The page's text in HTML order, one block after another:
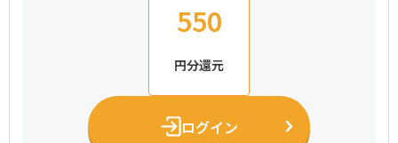
550
円分還元
ログイン